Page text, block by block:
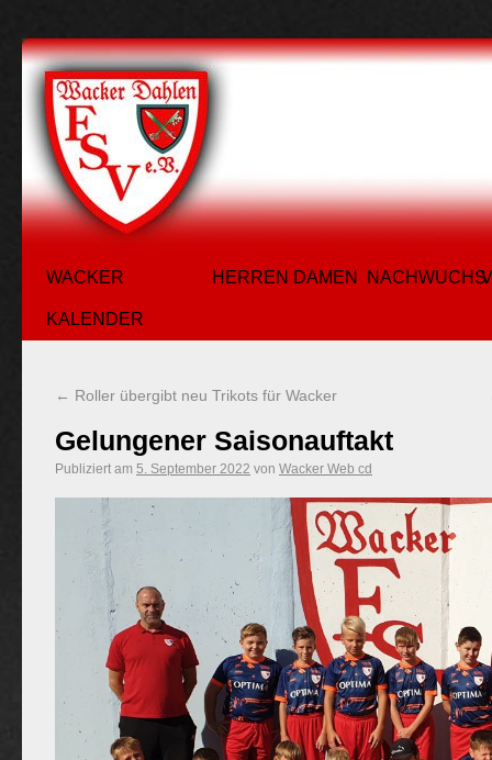
WACKER
KALENDER
HERREN DAMEN NACHWUCHS
← Roller übergibt neu Trikots für Wacker
Gelungener Saisonauftakt
Publiziert am 5. September 2022 von Wacker Web cd